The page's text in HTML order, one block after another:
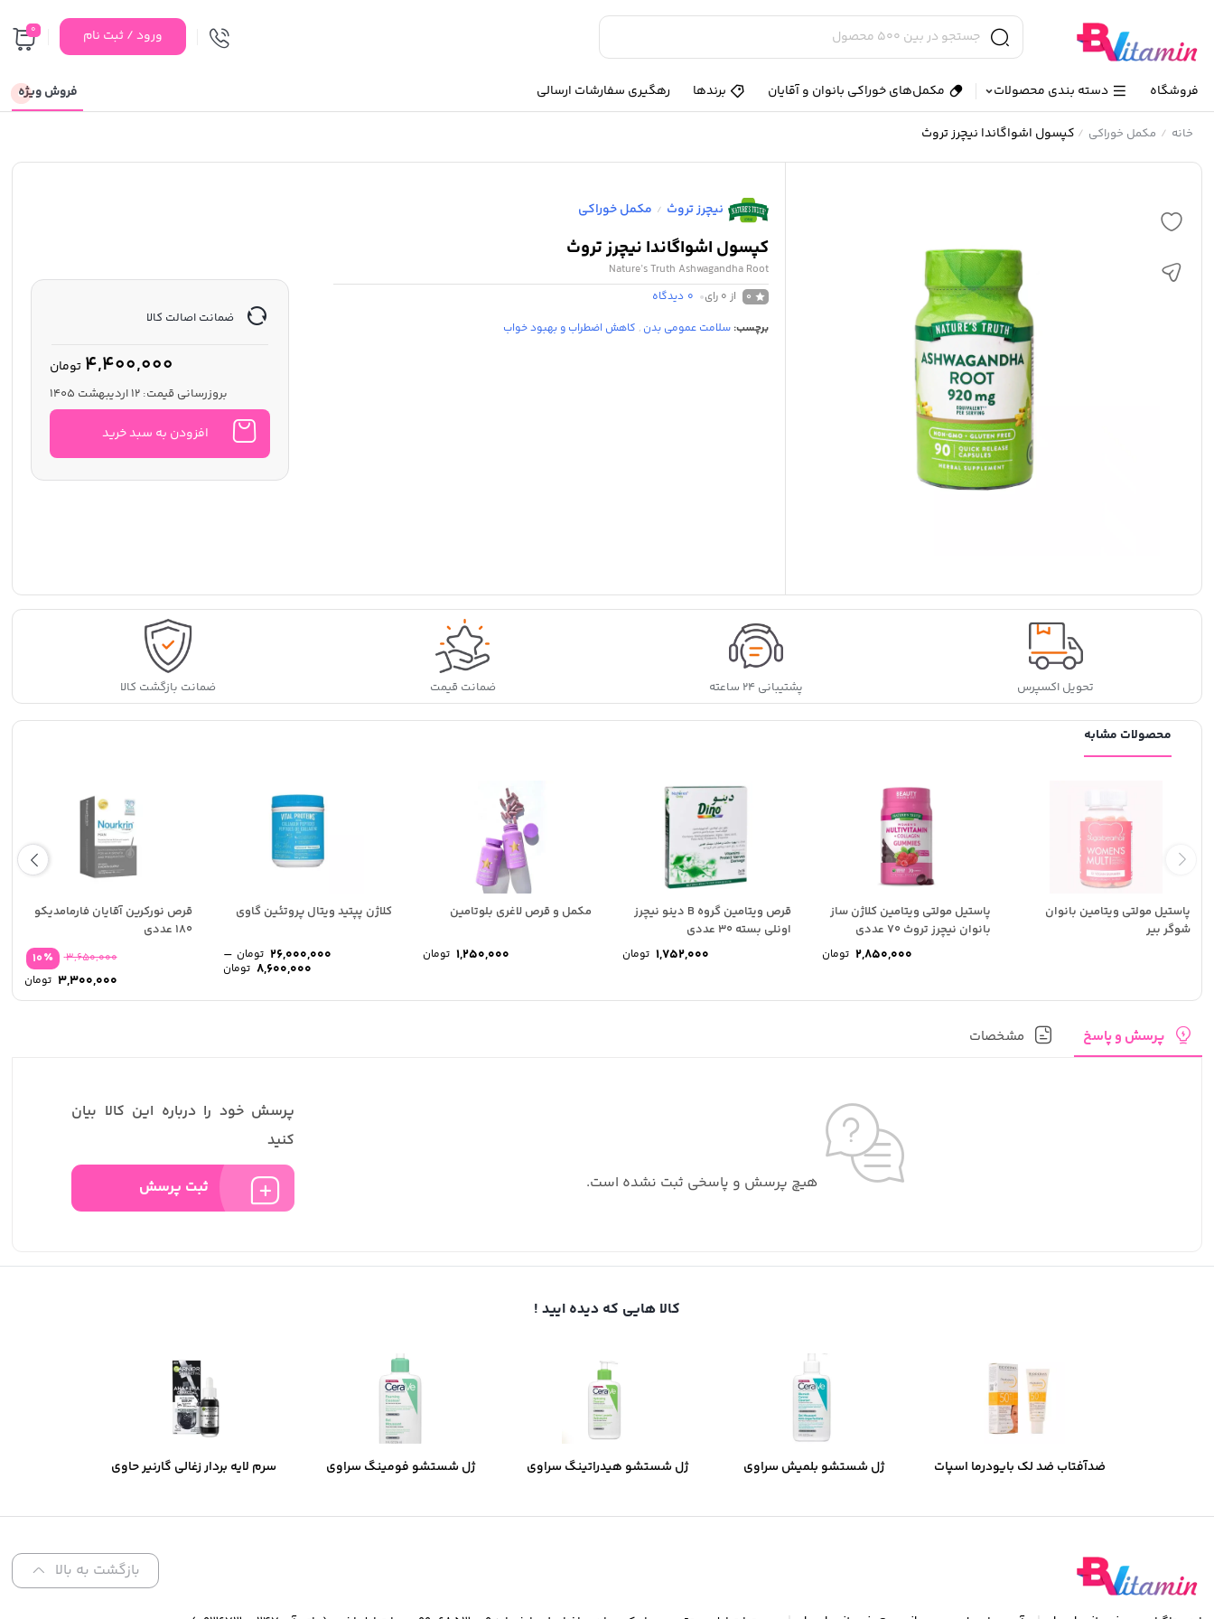
ورود / ثبت نام 0
فروشگاه دسته بندی محصولات مکمل‌های خوراکی بانوان و آقایان برندها رهگیری سفارشات ارسالی فروش ویژه
خانه / مکمل خوراکی / کپسول اشواگاندا نیچرز تروث
نیچرز تروث / مکمل خوراکی
کپسول اشواگاندا نیچرز تروث
Nature’s Truth Ashwagandha Root
0 از 0 رای 0 دیدگاه
برچسب: سلامت عمومی بدن , کاهش اضطراب و بهبود خواب
ضمانت اصالت کالا
4,400,000 تومان
بروزرسانی قیمت: 12 اردیبهشت 1405
افزودن به سبد خرید
تحویل اکسپرس پشتیبانی ۲۴ ساعته ضمانت قیمت ضمانت بازگشت کالا
محصولات مشابه
پاستیل مولتی ویتامین بانوان
شوگر بیر
پاستیل مولتی ویتامین کلاژن ساز
بانوان نیچرز تروث 70 عددی
2,850,000 تومان
قرص ویتامین گروه B دینو نیچرز
اونلی بسته 30 عددی
1,752,000 تومان
مکمل و قرص لاغری بلوتامین
1,250,000 تومان
کلاژن پپتید ویتال پروتئین گاوی
26,000,000 تومان –
8,600,000 تومانPrice
8,600,000 تومان
قرص نورکرین آقایان فارمامدیکو
180 عددی
٪10 3,650,000
3,300,000 تومان
پرسش و پاسخ مشخصات
هیچ پرسش و پاسخی ثبت نشده است.
پرسش خود را درباره این کالا بیان
کنید
ثبت پرسش
کالا هایی که دیده ایید !
ضدآفتاب ضد لک بایودرما اسپات
ژل شستشو بلمیش سراوی
ژل شستشو هیدراتینگ سراوی
ژل شستشو فومینگ سراوی
سرم لایه بردار زغالی گارنیر حاوی
بازگشت به بالا